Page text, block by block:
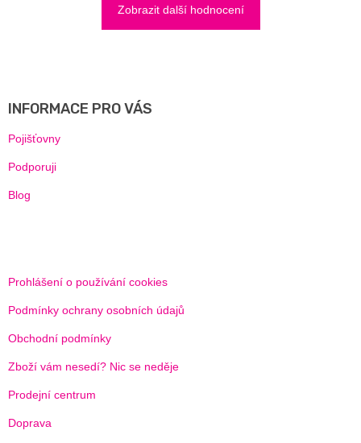
Zobrazit další hodnocení
INFORMACE PRO VÁS
Pojišťovny
Podporuji
Blog
Prohlášení o používání cookies
Podmínky ochrany osobních údajů
Obchodní podmínky
Zboží vám nesedí? Nic se neděje
Prodejní centrum
Doprava